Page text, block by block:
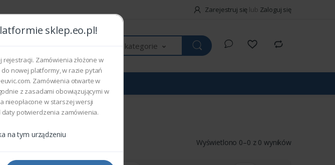
Zarejestruj się lub Zaloguj się
Wszystkie kategorie
sklep.eo.pl!
Zamówienia złożone w
nowej platformy, w razie pytań
Zamówienia otwarte w
z zasadami obowiązującymi w
nieopłacone w starszej wersji
potwierdzenia zamówienia.
na tym urządzeniu
Wyświetlono 0–0 z 0 wyników